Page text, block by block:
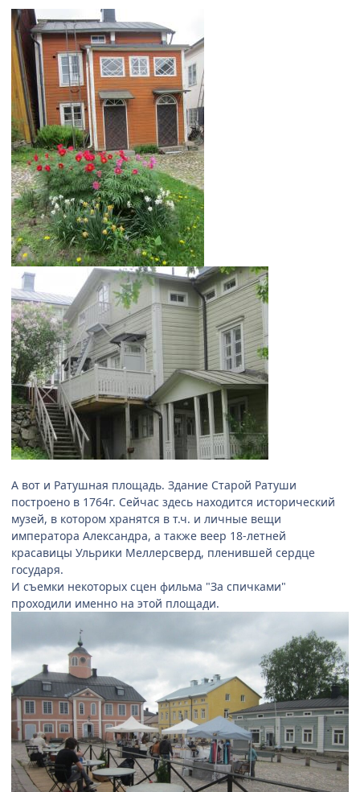
А вот и Ратушная площадь. Здание Старой Ратуши
построено в 1764г. Сейчас здесь находится исторический
музей, в котором хранятся в т.ч. и личные вещи
императора Александра, а также веер 18-летней
красавицы Ульрики Меллерсверд, пленившей сердце
государя.
И съемки некоторых сцен фильма "За спичками"
проходили именно на этой площади.